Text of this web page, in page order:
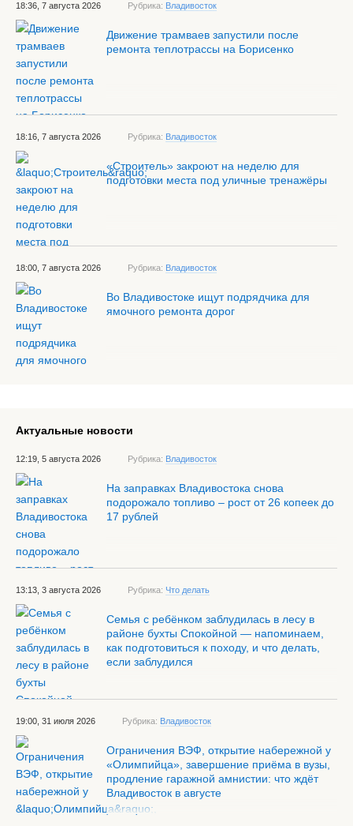
18:36, 7 августа 2026 Рубрика: Владивосток
Движение трамваев запустили после
ремонта теплотрассы на Борисенко
18:16, 7 августа 2026 Рубрика: Владивосток
«Строитель» закроют на неделю для
подготовки места под уличные тренажёры
18:00, 7 августа 2026 Рубрика: Владивосток
Во Владивостоке ищут подрядчика для
ямочного ремонта дорог
Актуальные новости
12:19, 5 августа 2026 Рубрика: Владивосток
На заправках Владивостока снова
подорожало топливо – рост от 26 копеек до
17 рублей
13:13, 3 августа 2026 Рубрика: Что делать
Семья с ребёнком заблудилась в лесу в
районе бухты Спокойной — напоминаем,
как подготовиться к походу, и что делать,
если заблудился
19:00, 31 июля 2026 Рубрика: Владивосток
Ограничения ВЭФ, открытие набережной у
«Олимпийца», завершение приёма в вузы,
продление гаражной амнистии: что ждёт
Владивосток в августе